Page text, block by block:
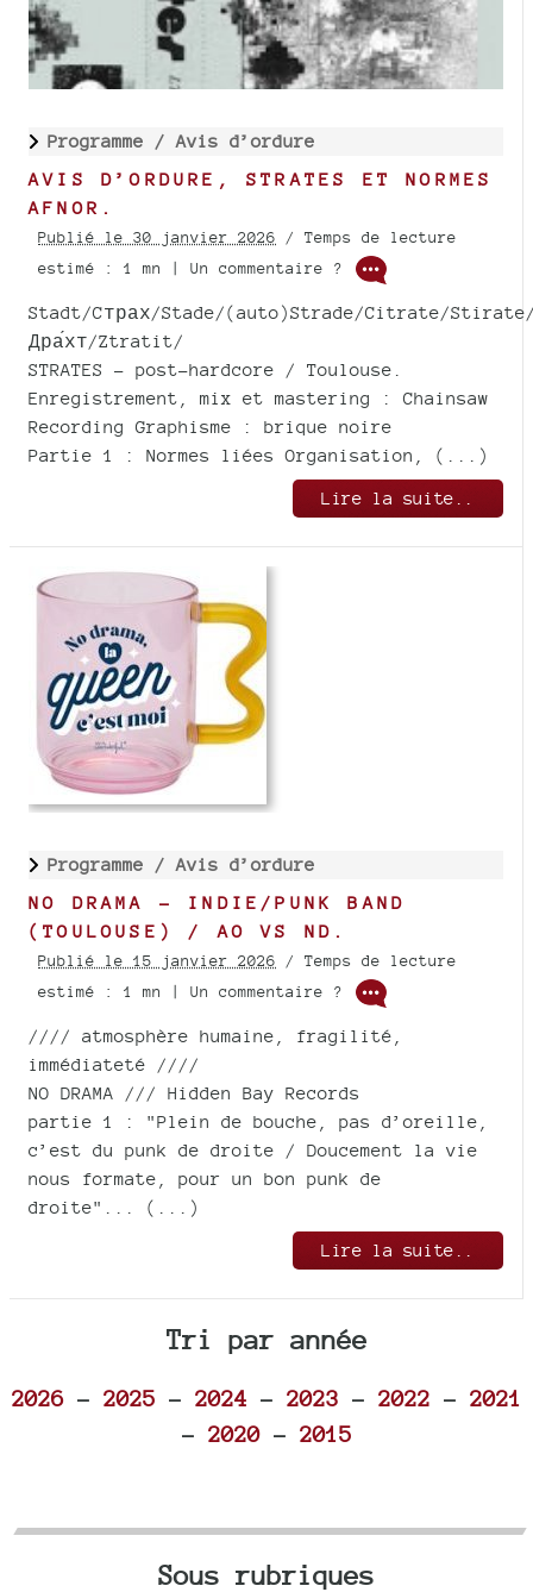
Programme / Avis d’ordure
AVIS D’ORDURE, STRATES ET NORMES
AFNOR.
Publié le 30 janvier 2026 / Temps de lecture
estimé : 1 mn | Un commentaire ?
Stadt/Cтрах/Stade/(auto)Strade/Citrate/
Дра́хт/Ztratit/
STRATES - post-hardcore / Toulouse.
Enregistrement, mix et mastering : Chainsaw
Recording Graphisme : brique noire
Partie 1 : Normes liées Organisation, (...)
Lire la suite..
Programme / Avis d’ordure
NO DRAMA - INDIE/PUNK BAND
(TOULOUSE) / AO VS ND.
Publié le 15 janvier 2026 / Temps de lecture
estimé : 1 mn | Un commentaire ?
//// atmosphère humaine, fragilité,
immédiateté ////
NO DRAMA /// Hidden Bay Records
partie 1 : "Plein de bouche, pas d’oreille,
c’est du punk de droite / Doucement la vie
nous formate, pour un bon punk de
droite"... (...)
Lire la suite..
Tri par année
2026- 2025 - 2024 - 2023 - 2022 - 2021
- 2020- 2015
Sous rubriques